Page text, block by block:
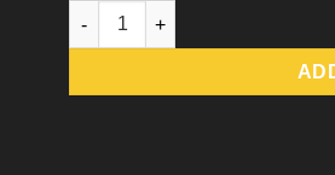
72.010 Bloody Red Vallejo